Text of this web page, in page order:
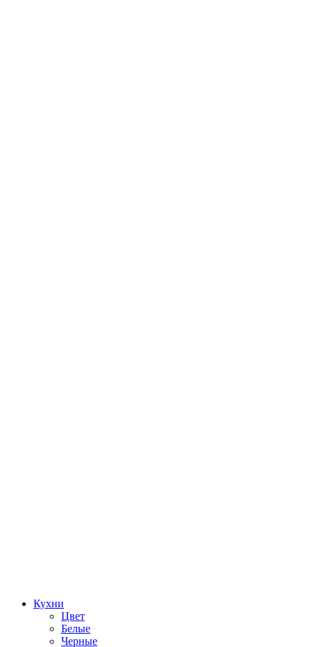
Кухни
Цвет
Белые
Черные